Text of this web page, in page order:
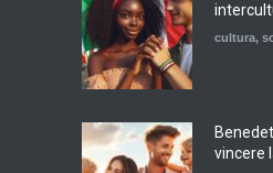
cultura,
vincere